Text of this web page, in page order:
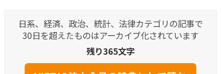
日系、経済、政治、統計、法律カテゴリの記事で
30日を超えたものはアーカイブ化されています
残り365文字